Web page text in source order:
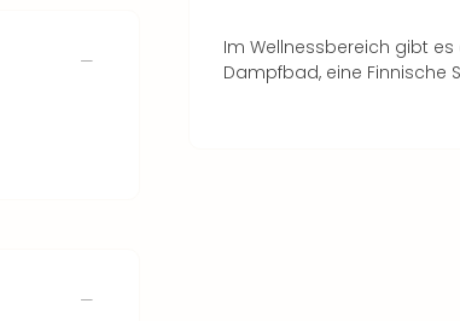
Im Wellnessbereich gibt
Dampfbad, eine Finnische